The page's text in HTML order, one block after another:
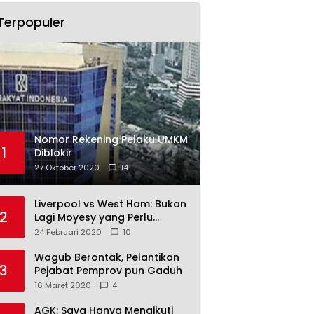
1
Nomor Rekening Pelaku UMKM
Diblokir
27 Oktober 2020 14
2
Liverpool vs West Ham: Bukan
Lagi Moyesy yang Perlu
Ditakuti
24 Februari 2020 10
3
Wagub Berontak, Pelantikan
Pejabat Pemprov pun Gaduh
16 Maret 2020 4
AGK: Saya Hanya Mengikuti